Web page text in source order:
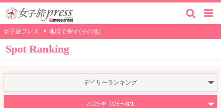
女子旅プレス 地域で探す(その他)
Spot Ranking
デイリーランキング
2025年 7/26〜8/1